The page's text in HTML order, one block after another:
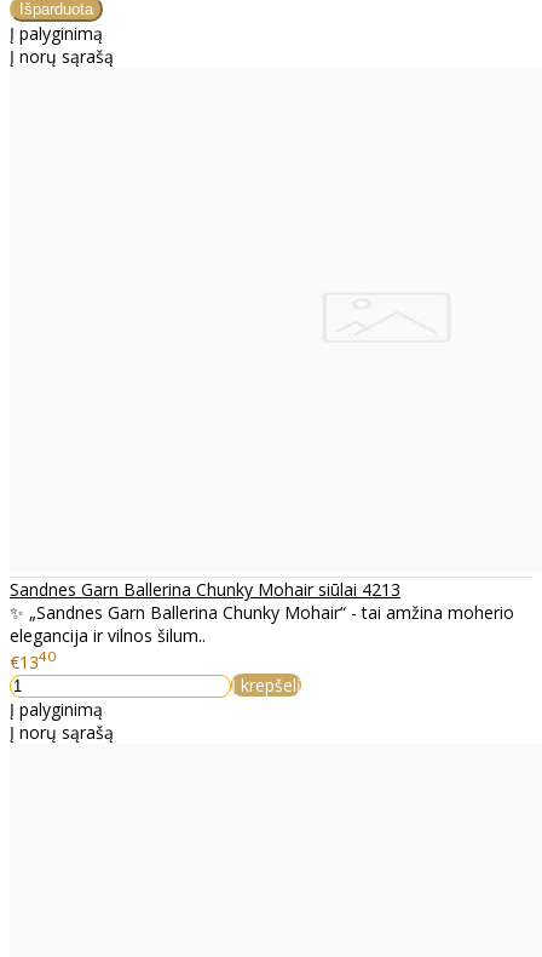
Į palyginimą
Į norų sąrašą
Sandnes Garn Ballerina Chunky Mohair siūlai 4213
✨ „Sandnes Garn Ballerina Chunky Mohair“ - tai amžina moherio
elegancija ir vilnos šilum..
€1340
Į krepšelį
Į palyginimą
Į norų sąrašą